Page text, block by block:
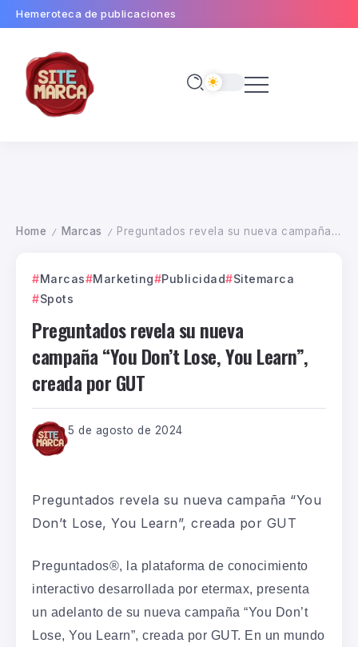
Hemeroteca de publicaciones
Home / Marcas / Preguntados revela su nueva campaña “You Don’t Lose, You Learn”, creada por GUT
Marcas Marketing Publicidad
Sitemarca
Spots
Preguntados revela su nueva
campaña “You Don’t Lose, You Learn”,
creada por GUT
5 de agosto de 2024
Preguntados revela su nueva campaña “You
Don’t Lose, You Learn”, creada por GUT
Preguntados®, la plataforma de conocimiento
interactivo desarrollada por etermax, presenta
un adelanto de su nueva campaña “You Don’t
Lose, You Learn”, creada por GUT. En un mundo